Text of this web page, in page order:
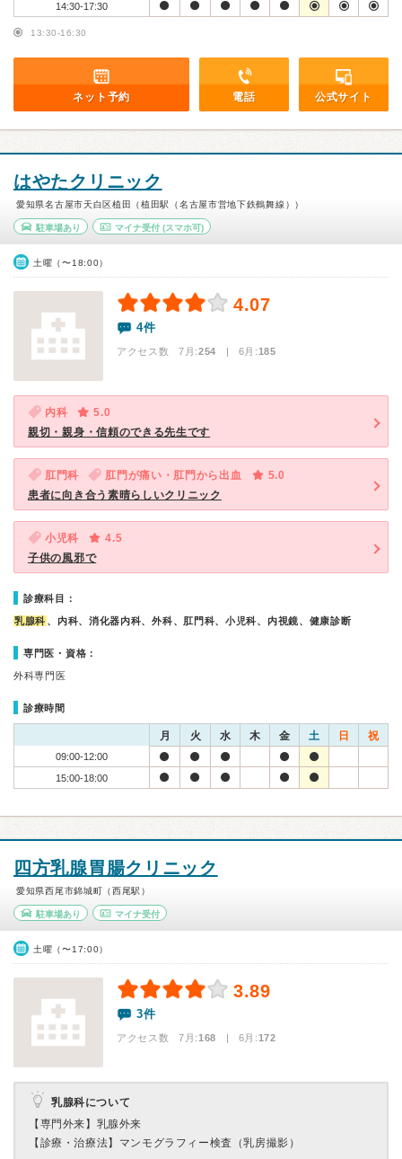
14:30-17:30
13:30-16:30
ネット予約 電話 公式サイト
はやたクリニック
愛知県名古屋市天白区植田（植田駅（名古屋市営地下鉄鶴舞線））
駐車場あり マイナ受付(スマホ可)
土曜（〜18:00）
4.07
4件
アクセス数 7月:254 | 6月:185
内科
5.0
親切・親身・信頼のできる先生です
肛門科 肛門が痛い・肛門から出血
5.0
患者に向き合う素晴らしいクリニック
小児科
4.5
子供の風邪で
診療科目：
乳腺科 、内科、消化器内科、外科、肛門科、小児科、内視鏡、健康診断
専門医・資格：
外科専門医
診療時間
月 火 水 木 金 土 日 祝
09:00-12:00
15:00-18:00
四方乳腺胃腸クリニック
愛知県西尾市錦城町（西尾駅）
駐車場あり マイナ受付
土曜（〜17:00）
3.89
3件
アクセス数 7月:168 | 6月:172
乳腺科について
【専門外来】 乳腺外来
【診療・治療法】 マンモグラフィー検査（乳房撮影）